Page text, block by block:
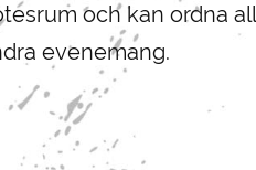
och kan ordna
evenemang.